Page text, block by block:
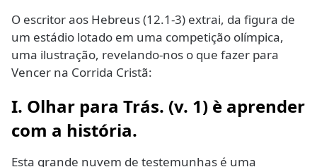
O escritor aos Hebreus (12.1-3) extrai, da figura de
um estádio lotado em uma competição olímpica,
uma ilustração, revelando-nos o que fazer para
Vencer na Corrida Cristã:
I. Olhar para Trás. (v. 1) è aprender
com a história.
Esta grande nuvem de testemunhas é uma